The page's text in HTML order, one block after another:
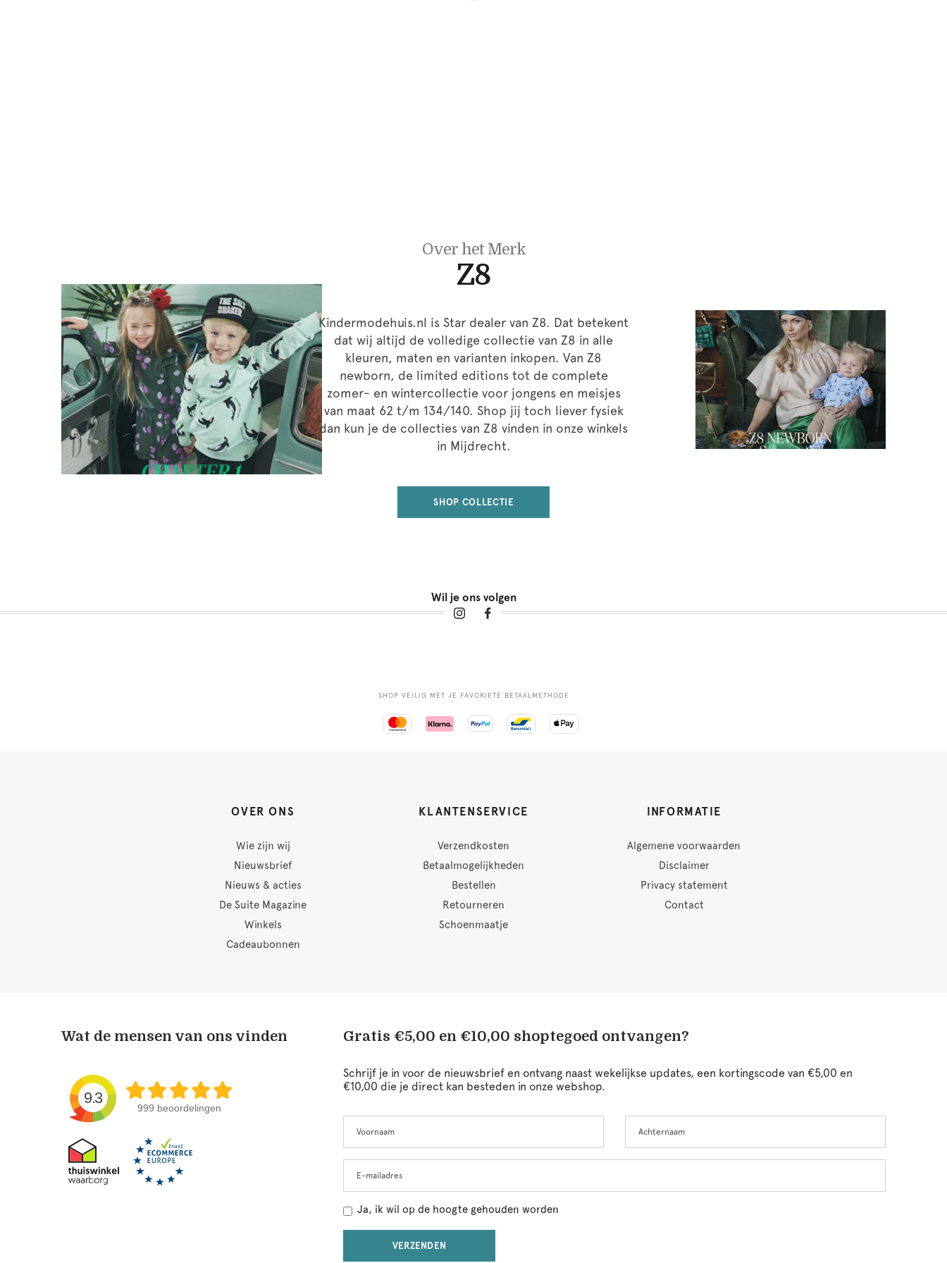
Over het Merk
Z8
Kindermodehuis.nl is Star dealer van Z8. Dat betekent
dat wij altijd de volledige collectie van Z8 in alle
kleuren, maten en varianten inkopen. Van Z8
newborn, de limited editions tot de complete
zomer- en wintercollectie voor jongens en meisjes
van maat 62 t/m 134/140. Shop jij toch liever fysiek
dan kun je de collecties van Z8 vinden in onze winkels
in Mijdrecht.
SHOP COLLECTIE
Wil je ons volgen
SHOP VEILIG MET JE FAVORIETE BETAALMETHODE
OVER ONS
Wie zijn wij
Nieuwsbrief
Nieuws & acties
De Suite Magazine
Winkels
Cadeaubonnen
KLANTENSERVICE
Verzendkosten
Betaalmogelijkheden
Bestellen
Retourneren
Schoenmaatje
INFORMATIE
Algemene voorwaarden
Disclaimer
Privacy statement
Contact
Wat de mensen van ons vinden
9.3
999 beoordelingen
Gratis €5,00 en €10,00 shoptegoed ontvangen?
Schrijf je in voor de nieuwsbrief en ontvang naast wekelijkse updates, een kortingscode van €5,00 en
€10,00 die je direct kan besteden in onze webshop.
this
field
blank
Ja, ik wil op de hoogte gehouden worden
VERZENDEN